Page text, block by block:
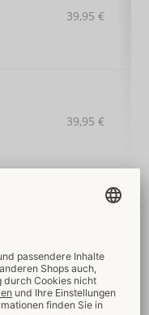
39,95 €
39,95 €